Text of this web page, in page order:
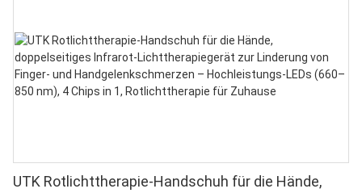
UTK Rotlichttherapie-Handschuh für die Hände,